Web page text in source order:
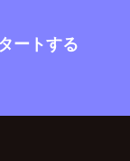
ートする